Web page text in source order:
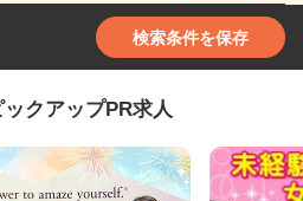
検索条件を保存
クアップPR求人